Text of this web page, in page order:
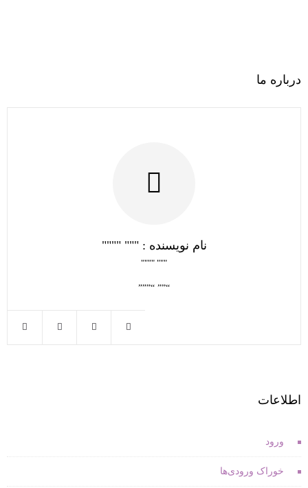
درباره ما
نام نویسنده : """ """"
""" """"
“”” “”””
اطلاعات
ورود
خوراک ورودی‌ها